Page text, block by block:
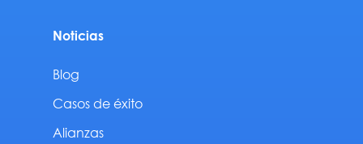
Noticias
Blog
Casos de éxito
Alianzas